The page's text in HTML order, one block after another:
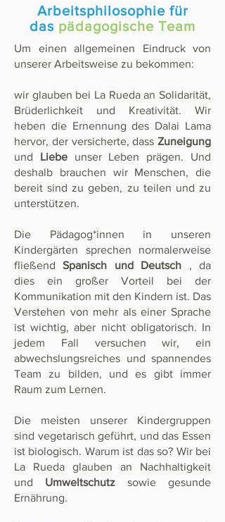
Arbeitsphilosophie für
das pädagogische Team
Um einen allgemeinen Eindruck von
unserer Arbeitsweise zu bekommen:
wir glauben bei La Rueda an Solidarität,
Brüderlichkeit und Kreativität. Wir
heben die Ernennung des Dalai Lama
hervor, der versicherte, dass Zuneigung
und Liebeunser Leben prägen. Und
deshalb brauchen wir Menschen, die
bereit sind zu geben, zu teilen und zu
unterstützen.
Die Pädagog*innen in unseren
Kindergärten sprechen normalerweise
fließendSpanisch und Deutsch , da
dies ein großer Vorteil bei der
Kommunikation mit den Kindern ist. Das
Verstehen von mehr als einer Sprache
ist wichtig, aber nicht obligatorisch. In
jedem Fall versuchen wir, ein
abwechslungsreiches und spannendes
Team zu bilden, und es gibt immer
Raum zum Lernen.
Die meisten unserer Kindergruppen
sind vegetarisch geführt, und das Essen
ist biologisch. Warum ist das so? Wir bei
La Rueda glauben an Nachhaltigkeit
und Umweltschutz sowie gesunde
Ernährung.